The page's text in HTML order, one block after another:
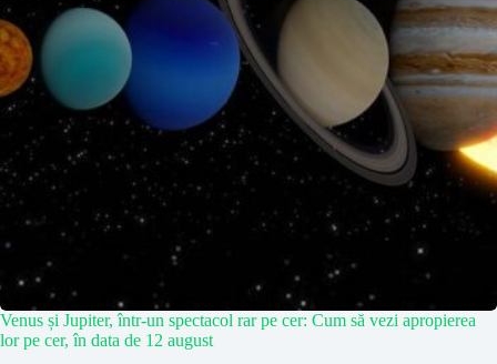
Venus și Jupiter, într-un spectacol rar pe cer: Cum să vezi apropierea
lor pe cer, în data de 12 august